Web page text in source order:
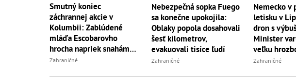
Smutný koniec
záchrannej akcie v
Kolumbii: Zablúdené
mláďa Escobarovho
hrocha napriek snahám
úradov uhynulo
Zahraničné
Nebezpečná sopka Fuego
sa konečne upokojila:
Oblaky popola dosahovali
šesť kilometrov,
evakuovali tisíce ľudí
Zahraničné
Nemecko v
letisku v
dron s
Minister
veľku
Zahraničné